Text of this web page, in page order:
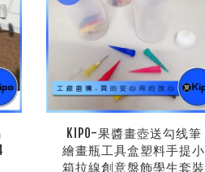
KIPO-果醬畫壺送勾线筆
繪畫瓶工具盒塑料手提小
箱拉線創意盤飾學生套裝